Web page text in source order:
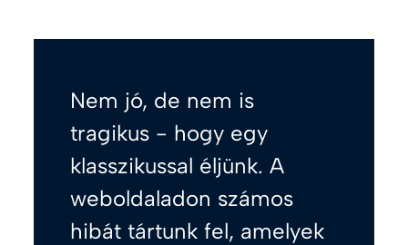
Nem jó, de nem is
tragikus - hogy egy
klasszikussal éljünk. A
weboldaladon számos
hibát tártunk fel, amelyek